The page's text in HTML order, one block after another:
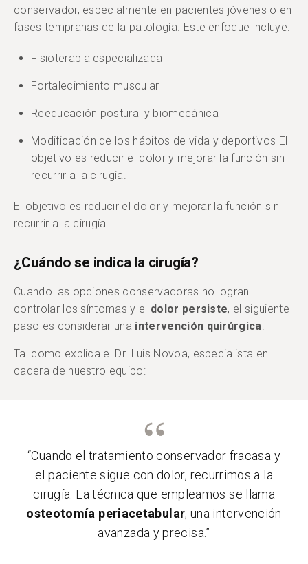
conservador, especialmente en pacientes jóvenes o en
fases tempranas de la patología. Este enfoque incluye:
Fisioterapia especializada
Fortalecimiento muscular
Reeducación postural y biomecánica
Modificación de los hábitos de vida y deportivos El
objetivo es reducir el dolor y mejorar la función sin
recurrir a la cirugía.
El objetivo es reducir el dolor y mejorar la función sin
recurrir a la cirugía.
¿Cuándo se indica la cirugía?
Cuando las opciones conservadoras no logran
controlar los síntomas y el dolor persiste, el siguiente
paso es considerar una intervención quirúrgica.
Tal como explica el Dr. Luis Novoa, especialista en
cadera de nuestro equipo:
“Cuando el tratamiento conservador fracasa y
el paciente sigue con dolor, recurrimos a la
cirugía. La técnica que empleamos se llama
osteotomía periacetabular, una intervención
avanzada y precisa.”